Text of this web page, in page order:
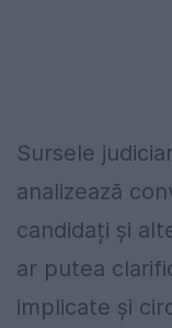
Sursele
analizează
candidați și
ar putea
implicate și